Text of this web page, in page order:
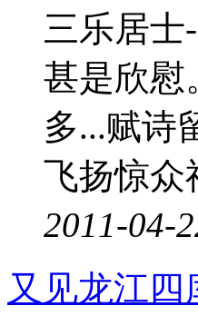
三乐居士
甚是欣慰
多...赋诗
飞扬惊众
2011-04-
又见龙江四